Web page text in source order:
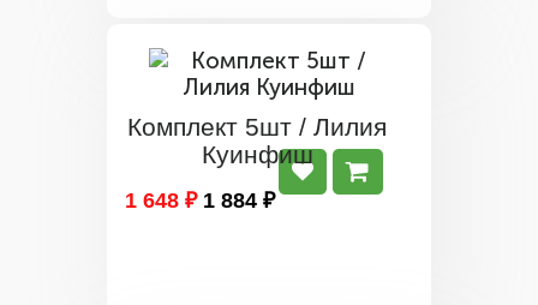
Комплект 5шт / Лилия
Куинфиш
1 648 ₽ 1 884 ₽